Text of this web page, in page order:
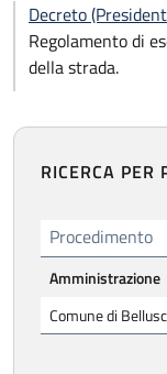
Decreto
Regolamento di
della strada.
RICERCA PER
Procedimento
Amministrazione